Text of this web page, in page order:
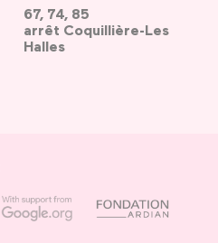
67, 74, 85
arrêt Coquillière-Les
Halles